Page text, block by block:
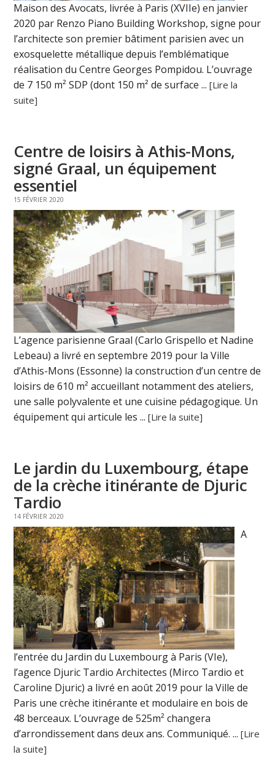
Maison des Avocats, livrée à Paris (XVIIe) en janvier
2020 par Renzo Piano Building Workshop, signe pour
l’architecte son premier bâtiment parisien avec un
exosquelette métallique depuis l’emblématique
réalisation du Centre Georges Pompidou. L’ouvrage
de 7 150 m² SDP (dont 150 m² de surface ...[Lire la
suite]
Centre de loisirs à Athis-Mons,
signé Graal, un équipement
essentiel
15 FÉVRIER 2020
L’agence parisienne Graal (Carlo Grispello et Nadine
Lebeau) a livré en septembre 2019 pour la Ville
d’Athis-Mons (Essonne) la construction d’un centre de
loisirs de 610 m² accueillant notamment des ateliers,
une salle polyvalente et une cuisine pédagogique. Un
équipement qui articule les ...[Lire la suite]
Le jardin du Luxembourg, étape
de la crèche itinérante de Djuric
Tardio
14 FÉVRIER 2020
A
l’entrée du Jardin du Luxembourg à Paris (VIe),
l’agence Djuric Tardio Architectes (Mirco Tardio et
Caroline Djuric) a livré en août 2019 pour la Ville de
Paris une crèche itinérante et modulaire en bois de
48 berceaux. L’ouvrage de 525m² changera
d’arrondissement dans deux ans. Communiqué. ...[Lire
la suite]